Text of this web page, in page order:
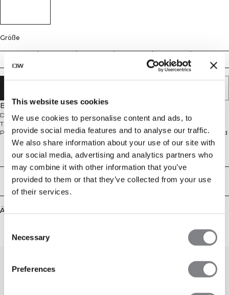
This website uses cookies
We use cookies to personalise content and ads, to
provide social media features and to analyse our traffic.
We also share information about your use of our site with
our social media, advertising and analytics partners who
may combine it with other information that you’ve
provided to them or that they’ve collected from your use
of their services.
Selection
Necessary
Preferences
Größe
XL
Beschreibung
Define Wool Long Sleeve ist für Wärme und Weichheit mit einem natürlichen
Tragegefühl konzipiert. Die nahtlose Konstruktion und die athletische
Passform bieten Komfort und Bewegungsfreiheit, während Mesh-Details und
Daumenlöcher sie ideal zum Layering an kälteren Tagen machen. Hergestellt
Elastan.
Technical Aspects
Lieferung & Rückgabe
Ähnliche Produkte